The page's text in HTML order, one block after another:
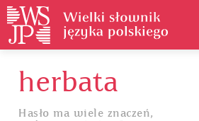
Historia słownika
herbata
Hasło ma wiele znaczeń,